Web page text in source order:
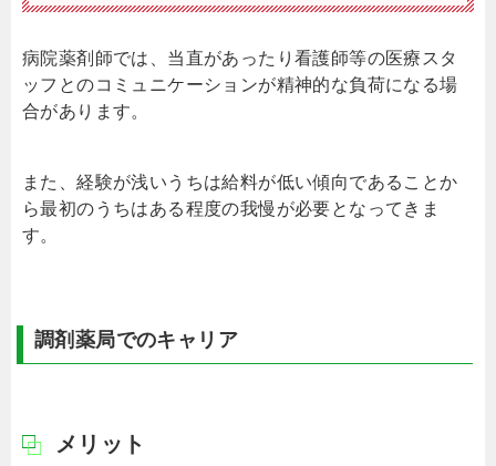
病院薬剤師では、当直があったり看護師等の医療スタ
ッフとのコミュニケーションが精神的な負荷になる場
合があります。
また、経験が浅いうちは給料が低い傾向であることか
ら最初のうちはある程度の我慢が必要となってきま
す。
調剤薬局でのキャリア
メリット